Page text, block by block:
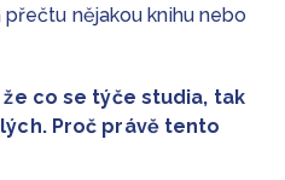
nějakou knihu nebo
co se týče studia, tak
Proč právě tento